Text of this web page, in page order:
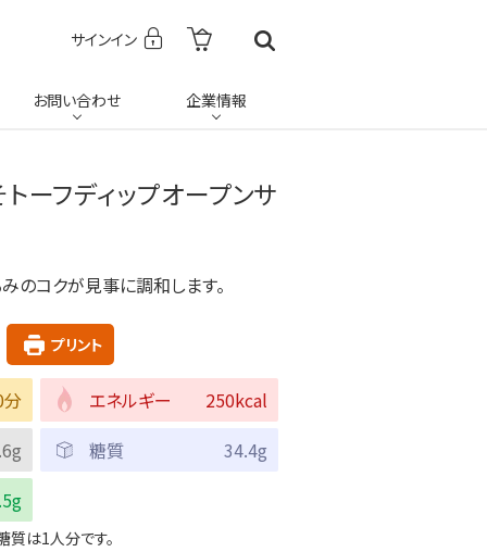
サインイン
お問い合わせ 企業情報
ーフディップオープンサ
のコクが見事に調和します。
プリント
分 エネルギー
250kcal
糖質
34.4g
質は1人分です。